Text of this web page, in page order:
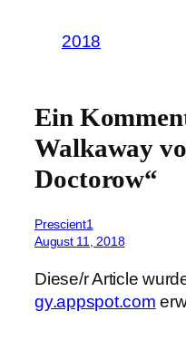
2018
Ein
Walkaway
Doctorow“
Prescient1
August 11, 2018
Diese/r Article
gy.appspot.com